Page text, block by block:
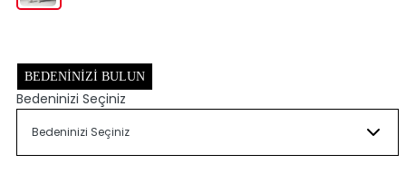
BEDENINIZI BULUN
Bedeninizi Seçiniz